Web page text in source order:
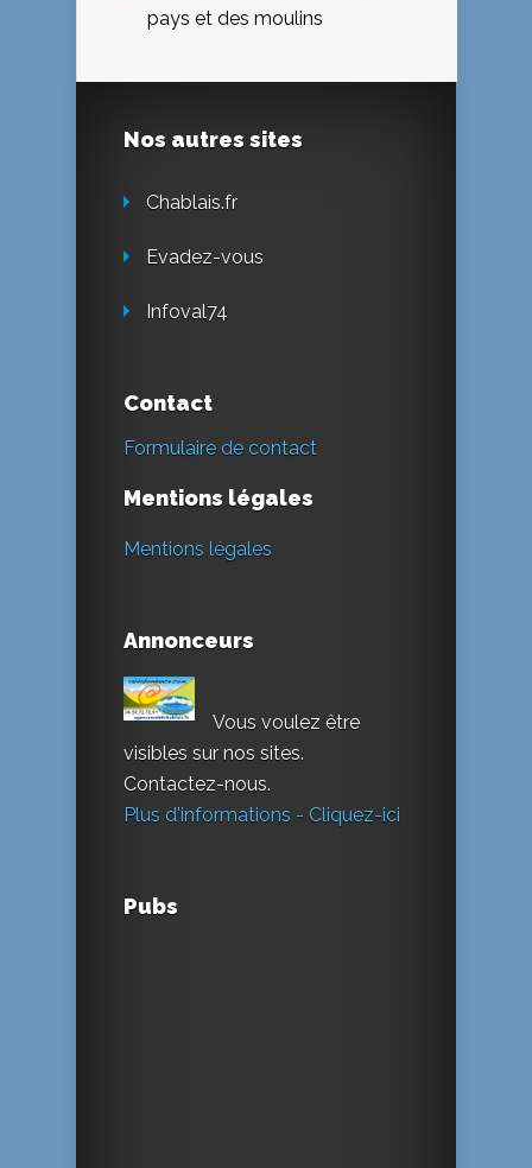
pays et des moulins
Nos autres sites
Chablais.fr
Evadez-vous
Infoval74
Contact
Formulaire de contact
Mentions légales
Mentions légales
Annonceurs
Vous voulez être
visibles sur nos sites.
Contactez-nous.
Plus d'informations - Cliquez-ici
Pubs